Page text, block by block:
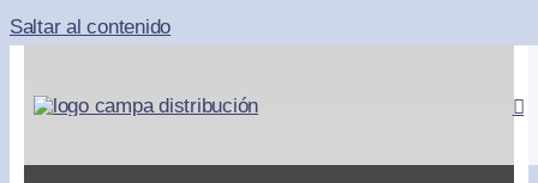
Saltar al contenido